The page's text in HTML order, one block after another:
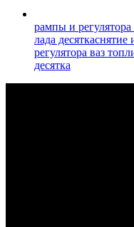
рампы и регулятора
лада
регулятора ваз
десятка